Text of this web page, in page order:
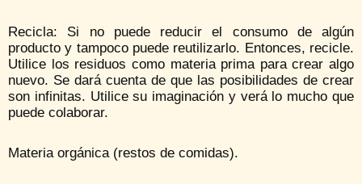
Recicla: Si no puede reducir el consumo de algún
producto y tampoco puede reutilizarlo. Entonces, recicle.
Utilice los residuos como materia prima para crear algo
nuevo. Se dará cuenta de que las posibilidades de crear
son infinitas. Utilice su imaginación y verá lo mucho que
puede colaborar.
Materia orgánica (restos de comidas).